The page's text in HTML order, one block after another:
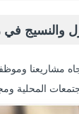
مشاريعنا